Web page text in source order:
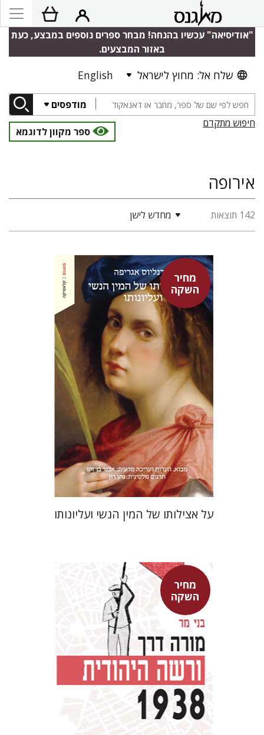
"אודיסיאה" עכשיו בהנחה! מבחר ספרים נוספים במבצע, כעת
באזור המבצעים.
שלח אל: מחוץ לישראל English
מודפסים
חיפוש מתקדם
ספר מקוון לדוגמא
אירופה
142 תוצאות מחדש לישן
מחיר
השקה
היינריך קורנליוס אגריפה
אבנר בן-זקן
נתן רון
מחיר השקה
$31
$22
על אצילותו של המין הנשי ועליונותו
מחיר
השקה
בני מר